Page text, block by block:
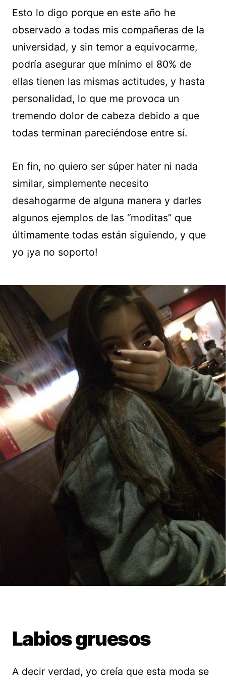
Esto lo digo porque en este año he
observado a todas mis compañeras de la
universidad, y sin temor a equivocarme,
podría asegurar que mínimo el 80% de
ellas tienen las mismas actitudes, y hasta
personalidad, lo que me provoca un
tremendo dolor de cabeza debido a que
todas terminan pareciéndose entre sí.
En fin, no quiero ser súper hater ni nada
similar, simplemente necesito
desahogarme de alguna manera y darles
algunos ejemplos de las “moditas” que
últimamente todas están siguiendo, y que
yo ¡ya no soporto!
Labios gruesos
A decir verdad, yo creía que esta moda se